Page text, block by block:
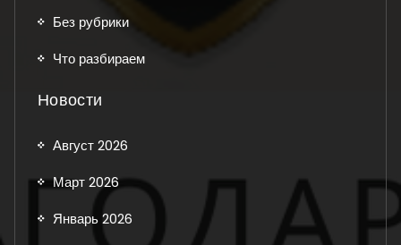
Без рубрики
Что разбираем
Новости
Август 2026
Март 2026
Январь 2026